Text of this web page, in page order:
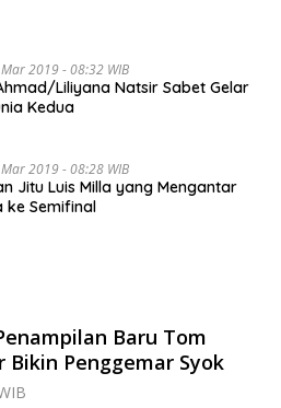
2019 - 08:32 WIB
Liliyana Natsir Sabet Gelar
Kedua
2019 - 08:28 WIB
Jitu Luis Milla yang Mengantar
ke Semifinal
Baru Tom
Bikin Penggemar Syok